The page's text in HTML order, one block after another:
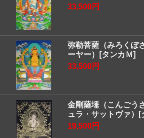
33,500円
弥勒菩薩（みろくぼ
ーヤー）[タンカＭ]
33,500円
金剛薩埵（こんごう
ュラ・サットヴァ）[
19,500円